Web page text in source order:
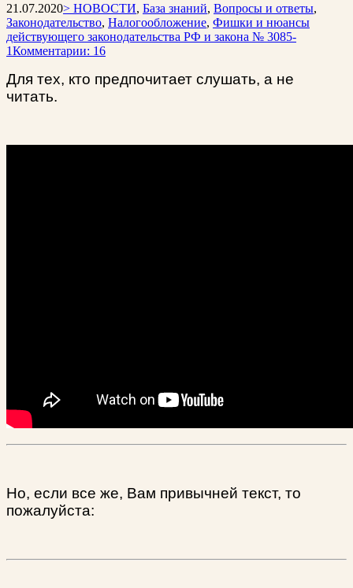
21.07.2020> НОВОСТИ, База знаний, Вопросы и ответы,
Законодательство, Налогообложение, Фишки и нюансы
действующего законодательства РФ и закона № 3085-
1Комментарии: 16
Для тех, кто предпочитает слушать, а не
читать.
Но, если все же, Вам привычней текст, то
пожалуйста: